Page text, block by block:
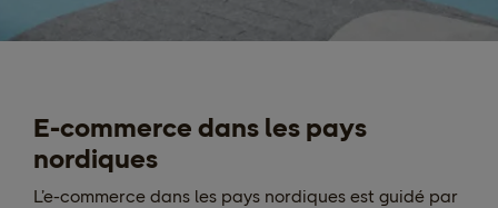
E-commerce dans les pays
nordiques
L’e-commerce dans les pays nordiques est guidé par